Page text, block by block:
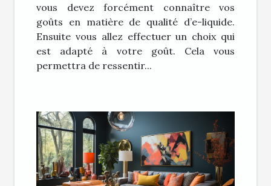
vous devez forcément connaître vos
goûts en matière de qualité d’e-liquide.
Ensuite vous allez effectuer un choix qui
est adapté à votre goût. Cela vous
permettra de ressentir...